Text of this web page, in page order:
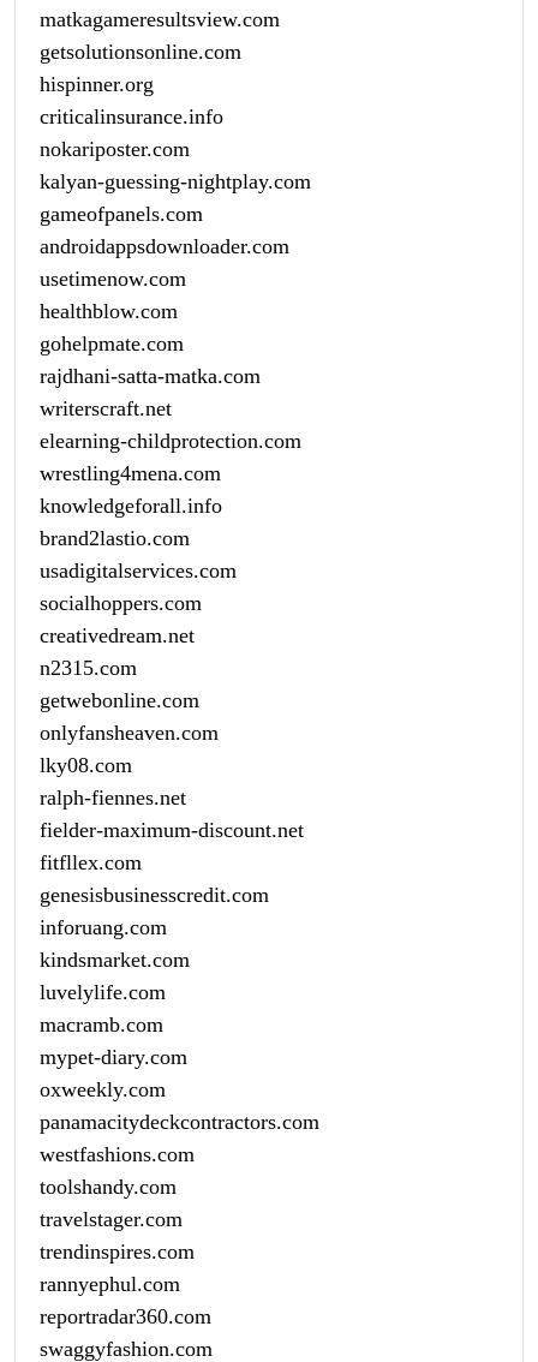
matkagameresultsview.com
getsolutionsonline.com
hispinner.org
criticalinsurance.info
nokariposter.com
kalyan-guessing-nightplay.com
gameofpanels.com
androidappsdownloader.com
usetimenow.com
healthblow.com
gohelpmate.com
rajdhani-satta-matka.com
writerscraft.net
elearning-childprotection.com
wrestling4mena.com
knowledgeforall.info
brand2lastio.com
usadigitalservices.com
socialhoppers.com
creativedream.net
n2315.com
getwebonline.com
onlyfansheaven.com
lky08.com
ralph-fiennes.net
fielder-maximum-discount.net
fitfllex.com
genesisbusinesscredit.com
inforuang.com
kindsmarket.com
luvelylife.com
macramb.com
mypet-diary.com
oxweekly.com
panamacitydeckcontractors.com
westfashions.com
toolshandy.com
travelstager.com
trendinspires.com
rannyephul.com
reportradar360.com
swaggyfashion.com